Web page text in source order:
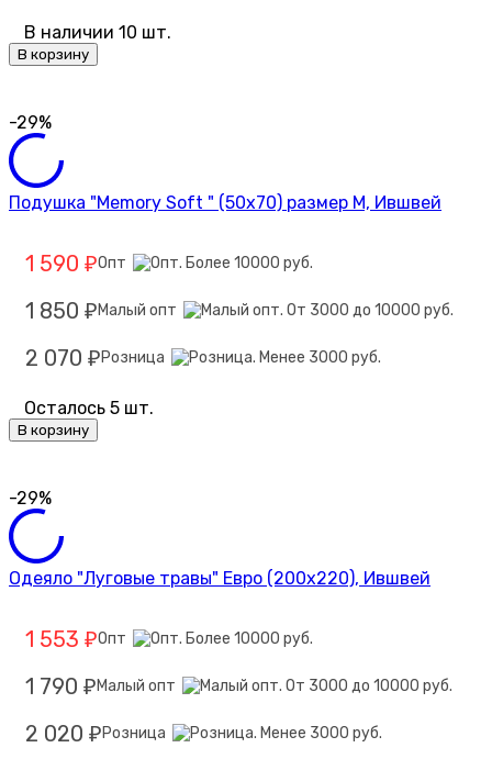
В наличии 10 шт.
В корзину
-29%
Подушка "Memory Soft " (50х70) размер М, Ившвей
1 590 ₽Опт
1 850 ₽ Малый опт
2 070 ₽ Розница
Осталось 5 шт.
В корзину
-29%
Одеяло "Луговые травы" Евро (200х220), Ившвей
1 553 ₽Опт
1 790 ₽ Малый опт
2 020 ₽ Розница